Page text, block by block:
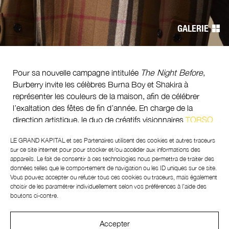
LE GRAND KAPITAL et ses Partenaires utilisent des cookies et autres traceurs
sur ce site internet pour pour stocker et/ou accéder aux informations des
appareils. Le fait de consentir à ces technologies nous permettra de traiter des
données telles que le comportement de navigation ou les ID uniques sur ce site.
Vous pouvez accepter ou refuser tous ces cookies ou traceurs, mais également
choisir de les paramétrer individuellement selon vos préférences à l’aide des
boutons ci-contre.
Accepter
GALERIE
Pour sa nouvelle campagne intitulée The Night Before,
Burberry invite les célèbres Burna Boy et Shakira à
représenter les couleurs de la maison, afin de célébrer
l’exaltation des fêtes de fin d’année. En charge de la
direction artistique, le duo de créatifs visionnaires TORSO
fin tout en conservant l’âme audacieuse et libre qui fait
l’identité de Burberry.
Dans le clip de campagne, on retrouve l’esprit propre aux
fêtes de fin d’année, à la sauce Burberry bien-sûr. Les
cadeaux s’empilent les uns sur les autres dans le Burberry
House Check, Burna Boy foule un sol enneigé, réchauffé
emblématique de la marque et Shakira